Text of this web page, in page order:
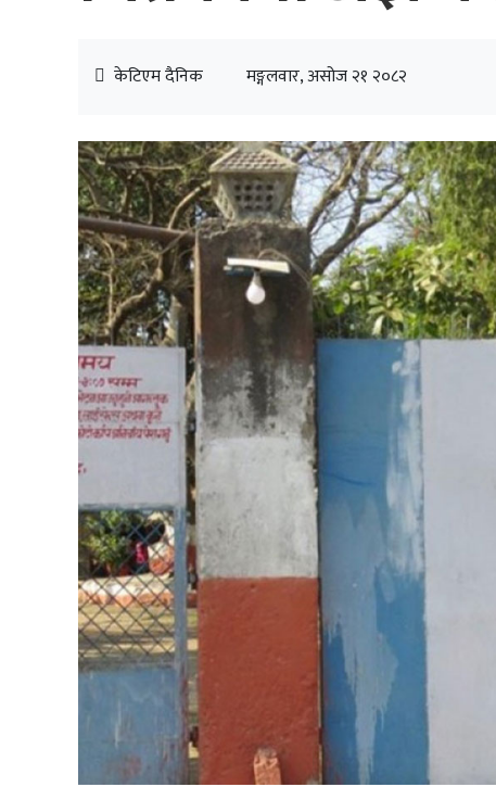
केटिएम दैनिक मङ्गलवार, असोज २१ २०८२